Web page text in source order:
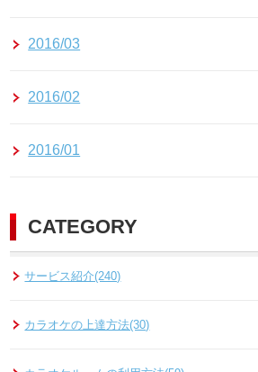
2016/03
2016/02
2016/01
CATEGORY
サービス紹介(240)
カラオケの上達方法(30)